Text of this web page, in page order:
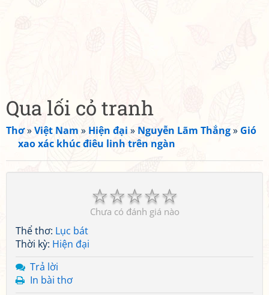
Qua lối cỏ tranh
Thơ»Việt Nam » Hiện đại » Nguyễn Lãm Thắng» Gió
xao xác khúc điêu linh trên ngàn
☆
☆
☆
☆
☆
Chưa có đánh giá nào
Thể thơ: Lục bát
Thời kỳ: Hiện đại
Trả lời
In bài thơ